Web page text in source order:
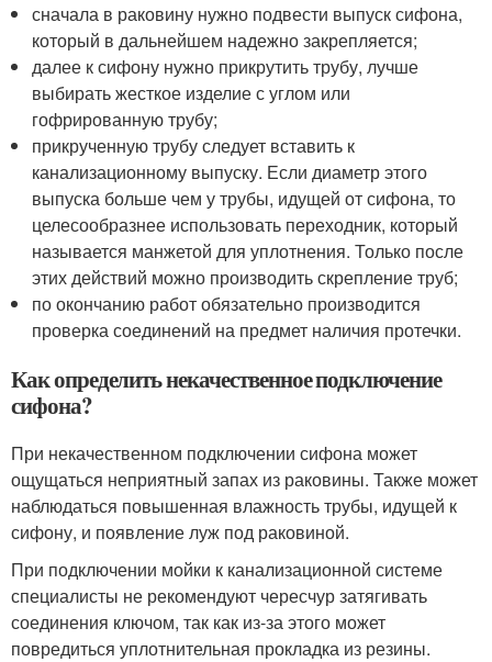
сначала в раковину нужно подвести выпуск сифона,
который в дальнейшем надежно закрепляется;
далее к сифону нужно прикрутить трубу, лучше
выбирать жесткое изделие с углом или
гофрированную трубу;
прикрученную трубу следует вставить к
канализационному выпуску. Если диаметр этого
выпуска больше чем у трубы, идущей от сифона, то
целесообразнее использовать переходник, который
называется манжетой для уплотнения. Только после
этих действий можно производить скрепление труб;
по окончанию работ обязательно производится
проверка соединений на предмет наличия протечки.
Как определить некачественное подключение
сифона?
При некачественном подключении сифона может
ощущаться неприятный запах из раковины. Также может
наблюдаться повышенная влажность трубы, идущей к
сифону, и появление луж под раковиной.
При подключении мойки к канализационной системе
специалисты не рекомендуют чересчур затягивать
соединения ключом, так как из-за этого может
повредиться уплотнительная прокладка из резины.